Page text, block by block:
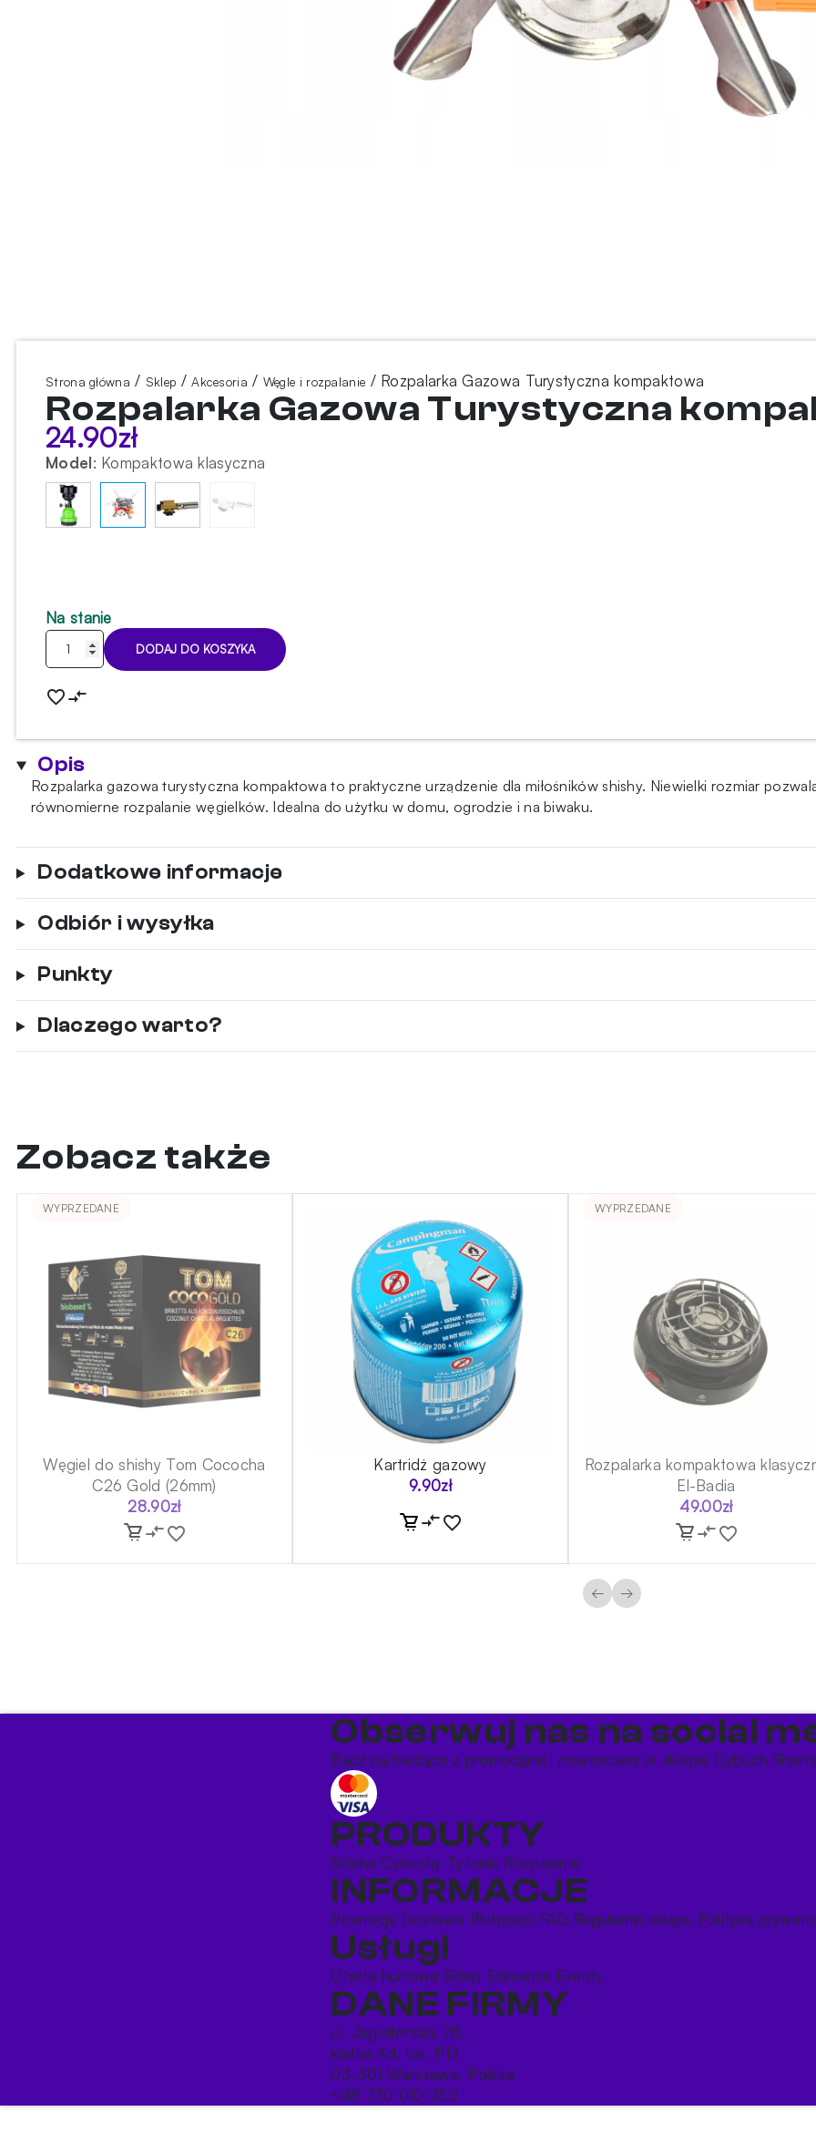
Strona główna / Sklep /Akcesoria / Węgle i rozpalanie / Rozpalarka Gazowa Turystyczna kompaktowa
Rozpalarka Gazowa Turystyczna
24.90zł
Model: Kompaktowa klasyczna
Na stanie
ilość
Rozpalarka
Turystyczna
DODAJ DO KOSZYKA
Opis
Rozpalarka gazowa turystyczna kompaktowa to praktyczne urządzenie dla miłośników shishy. Niewielki rozmiar
równomierne rozpalanie węgielków. Idealna do użytku w domu, ogrodzie i na biwaku.
Dodatkowe informacje
Odbiór i wysyłka
Punkty
Dlaczego warto?
Zobacz także
WYPRZEDANE
Węgiel do shishy Tom Cococha
C26 Gold (26mm)
28.90zł
Kartridż gazowy
9.90zł
WYPRZEDANE
Rozpalarka kompaktowa
El-Badia
49.00zł
← →
Obserwuj nas na social
Bądź na bieżąco z promocjami i nowościami w sklepie Cybuch Shisha
PRODUKTY
Shishe Cybuchy Tytonie Rozpalanie
INFORMACJE
Promocje Dostawa Płatności FAQ Regulamin sklepu Polityka
Usługi
Oferta hurtowa Sklep Szkolenia Eventy
DANE FIRMY
ul. Jagiellońska 78,
klatka K4, lok. P13
03-301 Warszawa, Polska
+48 730 010 250